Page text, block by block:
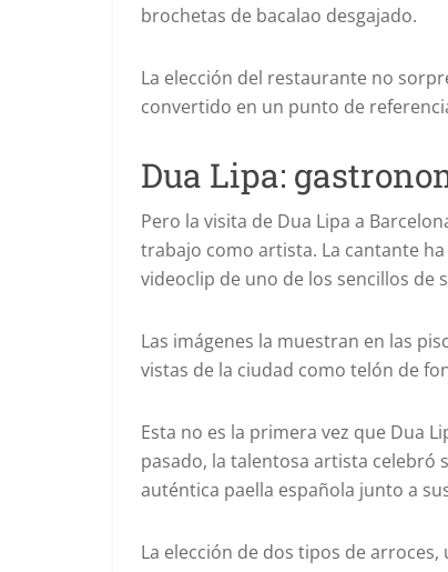
brochetas de bacalao desgajado.
La elección del restaurante no
convertido en un punto de
Dua Lipa:
Pero la visita de Dua Lipa a
trabajo como artista. La cantante
videoclip de uno de los sencillos de
Las imágenes la muestran en las
vistas de la ciudad como telón de
Esta no es la primera vez que Dua
pasado, la talentosa artista celebró
auténtica paella española junto a
La elección de dos tipos de